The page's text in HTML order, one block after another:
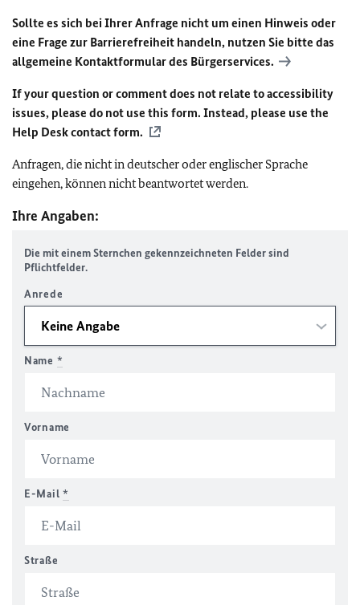
Sollte es sich bei Ihrer Anfrage nicht um einen Hinweis oder
eine Frage zur Barrierefreiheit handeln, nutzen Sie bitte das
allgemeine Kontaktformular des Bürgerservices.
If your question or comment does not relate to accessibility
issues, please do not use this form. Instead, please use the
Help Desk contact form.
Anfragen, die nicht in deutscher oder englischer Sprache
eingehen, können nicht beantwortet werden.
Ihre Angaben:
Die mit einem Sternchen gekennzeichneten Felder sind
Pflichtfelder.
Anrede
Name *
Vorname
E-Mail *
Straße